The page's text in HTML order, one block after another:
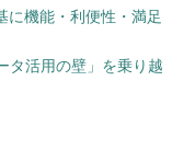
に機能・利便性・満足
タ活用の壁」を乗り越